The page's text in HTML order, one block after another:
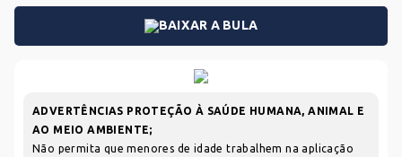
Adicione produtos clicando em 'Comprar com
consultor'
FUNGICIDA
HERBICIDA INSETICIDA
SEMENTES
BAIXAR A BULA
ADVERTÊNCIAS PROTEÇÃO À SAÚDE HUMANA, ANIMAL E
AO MEIO AMBIENTE;
Não permita que menores de idade trabalhem na aplicação